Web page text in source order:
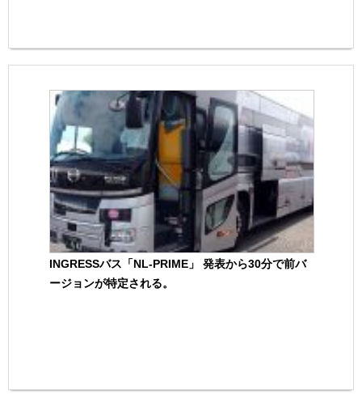
INGRESSバス「NL-PRIME」 発表から30分で前バ
ージョンが特定される。